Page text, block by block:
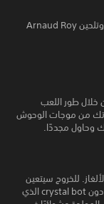
• الأغنية المصاحبة الرقمية الأصلية من غناء Lera Lynn وتلحين Arnaud Roy
طور اللعب
من موجات الوحوش
وحاول مجددًا.
للخروج سيتعين
عليك الوصول إلى الجوهر، لكن لا يمكنك فعل ذلك من دون crystal bot الذي